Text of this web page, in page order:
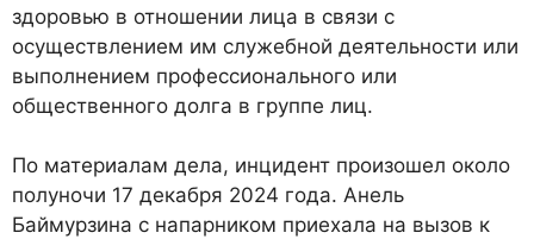
здоровью в отношении лица в связи с
осуществлением им служебной деятельности или
выполнением профессионального или
общественного долга в группе лиц.
По материалам дела, инцидент произошел около
полуночи 17 декабря 2024 года. Анель
Баймурзина с напарником приехала на вызов к